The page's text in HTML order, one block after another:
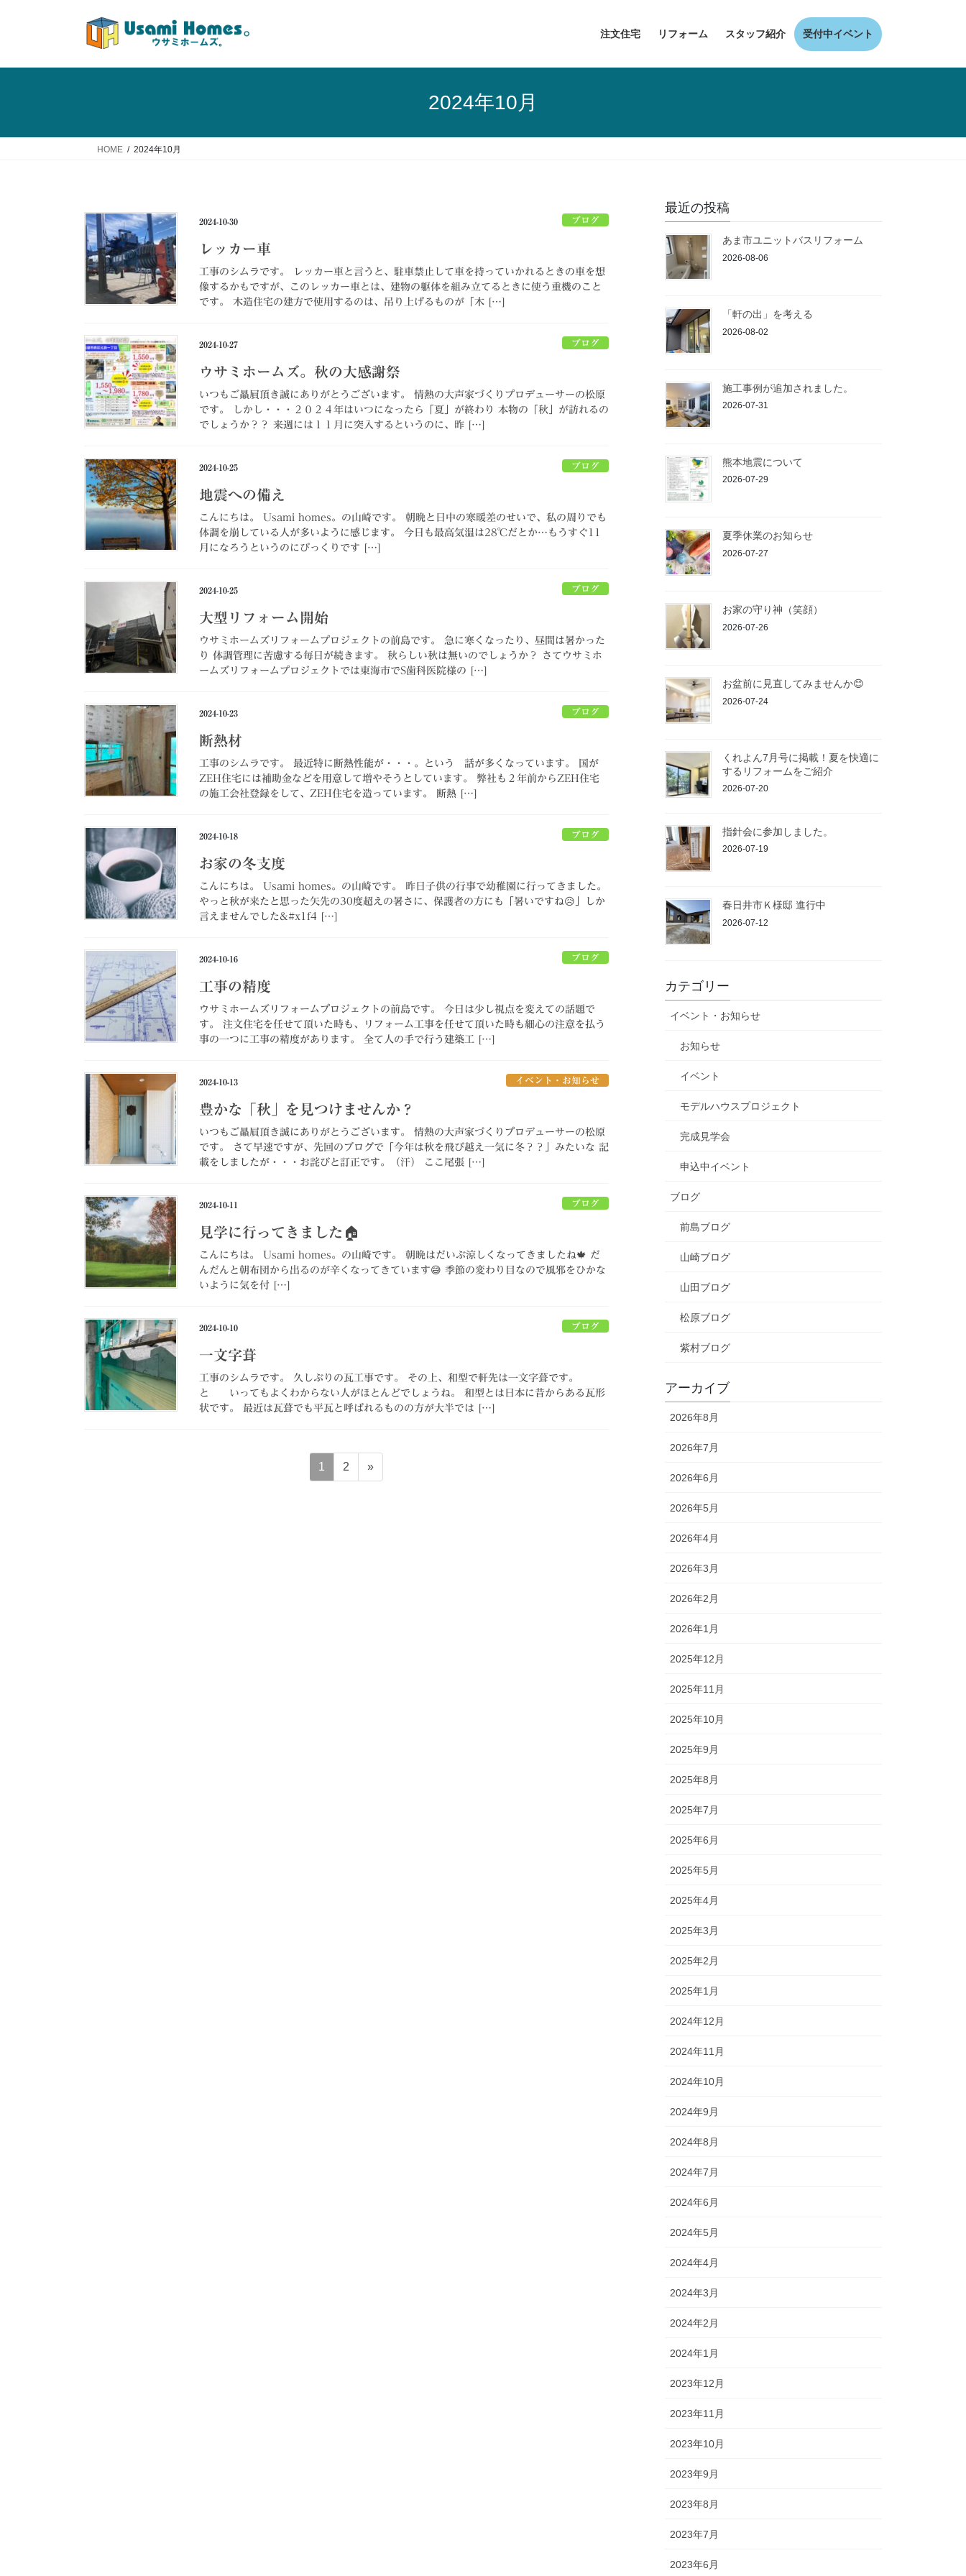
注文住宅 リフォーム スタッフ紹介 受付中イベント
2024年10月
HOME 2024年10月
2024-10-30 ブログ
レッカー車
工事のシムラです。 レッカー車と言うと、駐車禁止して車を持っていかれるときの車を想
像するかもですが、このレッカー車とは、建物の躯体を組み立てるときに使う重機のこと
です。 木造住宅の建方で使用するのは、吊り上げるものが「木 […]
2024-10-27 ブログ
ウサミホームズ。秋の大感謝祭
いつもご贔屓頂き誠にありがとうございます。 情熱の大声家づくりプロデューサーの松原
です。 しかし・・・２０２４年はいつになったら「夏」が終わり 本物の「秋」が訪れるの
でしょうか？？ 来週には１１月に突入するというのに、昨 […]
2024-10-25 ブログ
地震への備え
こんにちは。 Usami homes。の山崎です。 朝晩と日中の寒暖差のせいで、私の周りでも
体調を崩している人が多いように感じます。 今日も最高気温は28℃だとか…もうすぐ11
月になろうというのにびっくりです […]
2024-10-25 ブログ
大型リフォーム開始
ウサミホームズリフォームプロジェクトの前島です。 急に寒くなったり、昼間は暑かった
り 体調管理に苦慮する毎日が続きます。 秋らしい秋は無いのでしょうか？ さてウサミホ
ームズリフォームプロジェクトでは東海市でS歯科医院様の […]
2024-10-23 ブログ
断熱材
工事のシムラです。 最近特に断熱性能が・・・。という 話が多くなっています。 国が
ZEH住宅には補助金などを用意して増やそうとしています。 弊社も２年前からZEH住宅
の施工会社登録をして、ZEH住宅を造っています。 断熱 […]
2024-10-18 ブログ
お家の冬支度
こんにちは。 Usami homes。の山崎です。 昨日子供の行事で幼稚園に行ってきました。
やっと秋が来たと思った矢先の30度超えの暑さに、保護者の方にも「暑いですね😥」しか
言えませんでした&#x1f4 […]
2024-10-16 ブログ
工事の精度
ウサミホームズリフォームプロジェクトの前島です。 今日は少し視点を変えての話題で
す。 注文住宅を任せて頂いた時も、リフォーム工事を任せて頂いた時も細心の注意を払う
事の一つに工事の精度があります。 全て人の手で行う建築工 […]
2024-10-13 イベント・お知らせ
豊かな「秋」を見つけませんか？
いつもご贔屓頂き誠にありがとうございます。 情熱の大声家づくりプロデューサーの松原
です。 さて早速ですが、先回のブログで「今年は秋を飛び越え一気に冬？？」みたいな 記
載をしましたが・・・お詫びと訂正です。（汗） ここ尾張 […]
2024-10-11 ブログ
見学に行ってきました🏠
こんにちは。 Usami homes。の山崎です。 朝晩はだいぶ涼しくなってきましたね🍁 だ
んだんと朝布団から出るのが辛くなってきています😅 季節の変わり目なので風邪をひかな
いように気を付 […]
2024-10-10 ブログ
一文字葺
工事のシムラです。 久しぶりの瓦工事です。 その上、和型で軒先は一文字葺です。
と いってもよくわからない人がほとんどでしょうね。 和型とは日本に昔からある瓦形
状です。 最近は瓦葺でも平瓦と呼ばれるものの方が大半では […]
固
定
1
固
定
2 »
最近の投稿
あま市ユニットバスリフォーム
2026-08-06
「軒の出」を考える
2026-08-02
施工事例が追加されました。
2026-07-31
熊本地震について
2026-07-29
夏季休業のお知らせ
2026-07-27
お家の守り神（笑顔）
2026-07-26
お盆前に見直してみませんか😊
2026-07-24
くれよん7月号に掲載！夏を快適に
するリフォームをご紹介
2026-07-20
指針会に参加しました。
2026-07-19
春日井市Ｋ様邸 進行中
2026-07-12
カテゴリー
イベント・お知らせ
お知らせ
イベント
モデルハウスプロジェクト
完成見学会
申込中イベント
ブログ
前島ブログ
山崎ブログ
山田ブログ
松原ブログ
紫村ブログ
アーカイブ
2026年8月
2026年7月
2026年6月
2026年5月
2026年4月
2026年3月
2026年2月
2026年1月
2025年12月
2025年11月
2025年10月
2025年9月
2025年8月
2025年7月
2025年6月
2025年5月
2025年4月
2025年3月
2025年2月
2025年1月
2024年12月
2024年11月
2024年10月
2024年9月
2024年8月
2024年7月
2024年6月
2024年5月
2024年4月
2024年3月
2024年2月
2024年1月
2023年12月
2023年11月
2023年10月
2023年9月
2023年8月
2023年7月
2023年6月